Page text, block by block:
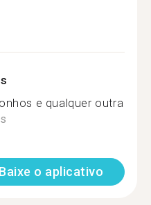
e qualquer outra
Baixe o aplicativo